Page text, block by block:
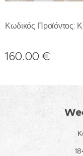
Κωδικός Προϊόντος:
160.00 €